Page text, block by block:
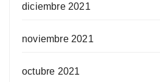
diciembre 2021
noviembre 2021
octubre 2021